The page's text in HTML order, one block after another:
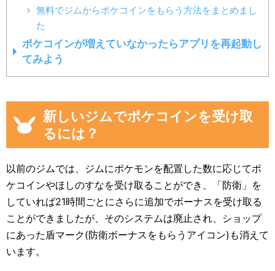
無料でジムからポケコインをもらう方法をまとめまし
た
ポケコインが増えていなかったらアプリを再起動し
てみよう
新しいジムでポケコインを受け取
るには？
以前のジムでは、ジムにポケモンを配置した数に応じてポ
ケコインやほしのすなを受け取ることができ、「防衛」を
していれば21時間ごとにさらに追加でボーナスを受け取る
ことができましたが、そのシステムは廃止され、ショップ
にあった盾マーク(防衛ボーナスをもらうアイコン)も消えて
います。